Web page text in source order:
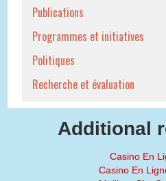
Publications
Programmes et initiatives
Politiques
Recherche et évaluation
Additional
Casino En
Casino En